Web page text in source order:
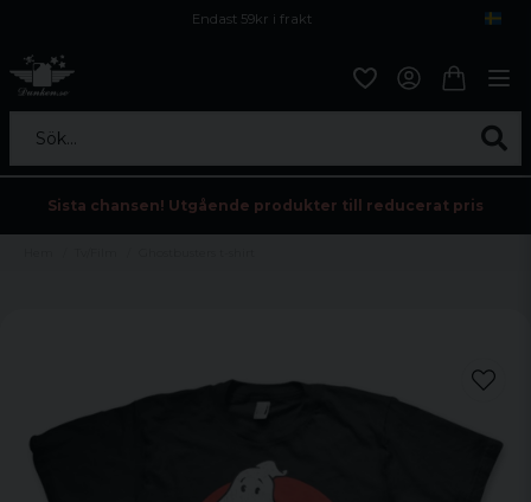
Endast 59kr i frakt
Sök...
Sista chansen! Utgående produkter till reducerat pris